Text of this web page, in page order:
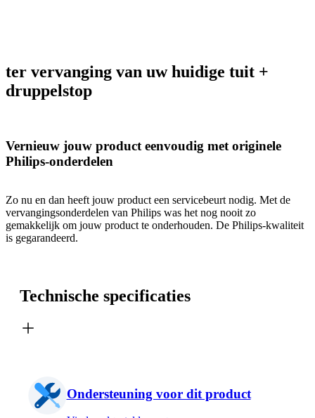
ter vervanging van uw huidige tuit +
druppelstop
Vernieuw jouw product eenvoudig met originele
Philips-onderdelen
Zo nu en dan heeft jouw product een servicebeurt nodig. Met de
vervangingsonderdelen van Philips was het nog nooit zo
gemakkelijk om jouw product te onderhouden. De Philips-kwaliteit
is gegarandeerd.
Technische specificaties
Ondersteuning voor dit product